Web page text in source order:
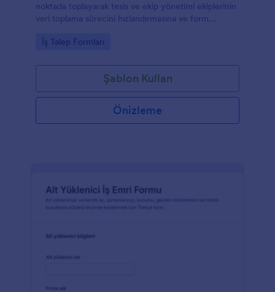
noktada toplayarak tesis ve ekip yönetimi ekiplerinin
veri toplama sürecini hızlandırmasına ve form
Go to Category:
İş Talep Formları
Şablon Kullan
Önizleme